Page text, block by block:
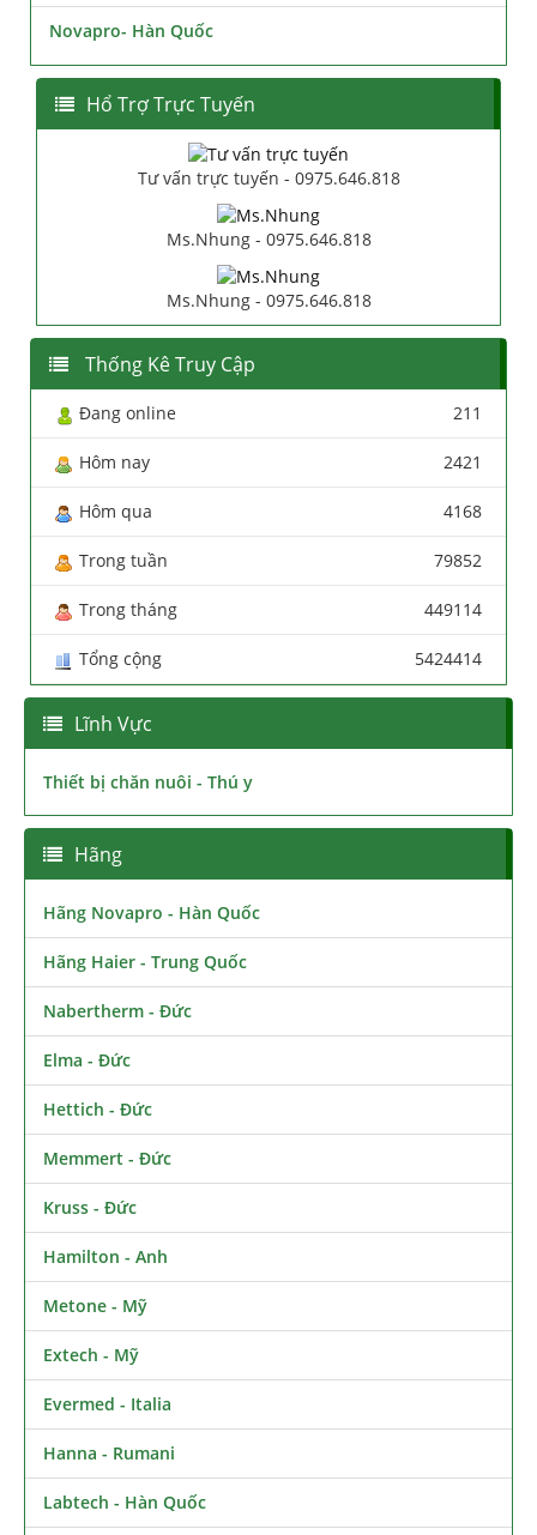
Novapro- Hàn Quốc
Hổ Trợ Trực Tuyến
Tư vấn trực tuyến - 0975.646.818
Ms.Nhung - 0975.646.818
Ms.Nhung - 0975.646.818
Thống Kê Truy Cập
Đang online 211
Hôm nay 2421
Hôm qua 4168
Trong tuần 79852
Trong tháng 449114
Tổng cộng 5424414
Lĩnh Vực
Thiết bị chăn nuôi - Thú y
Hãng
Hãng Novapro - Hàn Quốc
Hãng Haier - Trung Quốc
Nabertherm - Đức
Elma - Đức
Hettich - Đức
Memmert - Đức
Kruss - Đức
Hamilton - Anh
Metone - Mỹ
Extech - Mỹ
Evermed - Italia
Hanna - Rumani
Labtech - Hàn Quốc